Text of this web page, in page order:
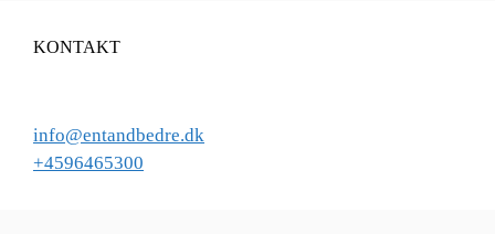
KONTAKT
info@entandbedre.dk
+4596465300